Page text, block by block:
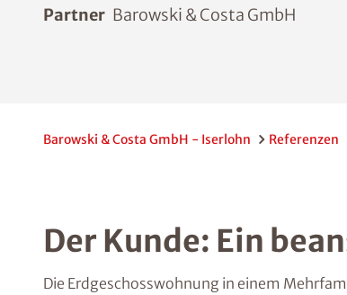
Partner Barowski & Costa GmbH
Barowski & Costa GmbH - Iserlohn Referenzen
Der Kunde: Ein
Die Erdgeschosswohnung in einem